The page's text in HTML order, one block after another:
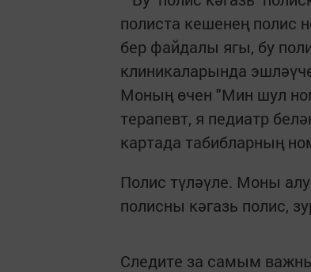
полиста кешенең
бер файдалы ягы, бу
клиникаларында
Моның өчен "Мин шул
терапевт, я педиатр
картада табибларның
Полис түләүле. Моны
полисны кәгазь полис,
Следите за самым